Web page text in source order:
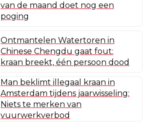
van de maand doet nog een
poging
Ontmantelen Watertoren in
Chinese Chengdu gaat fout:
kraan breekt, één persoon dood
Man beklimt illegaal kraan in
Amsterdam tijdens jaarwisseling:
Niets te merken van
vuurwerkverbod